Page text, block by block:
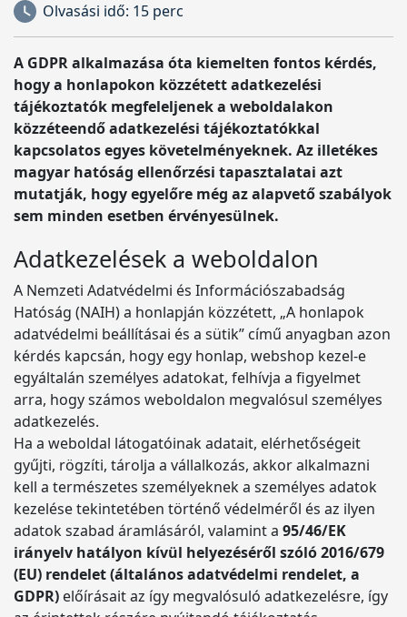
Olvasási idő: 15 perc
A GDPR alkalmazása óta kiemelten fontos kérdés,
hogy a honlapokon közzétett adatkezelési
tájékoztatók megfeleljenek a weboldalakon
közzéteendő adatkezelési tájékoztatókkal
kapcsolatos egyes követelményeknek. Az illetékes
magyar hatóság ellenőrzési tapasztalatai azt
mutatják, hogy egyelőre még az alapvető szabályok
sem minden esetben érvényesülnek.
Adatkezelések a weboldalon
A Nemzeti Adatvédelmi és Információszabadság
Hatóság (NAIH) a honlapján közzétett, „A honlapok
adatvédelmi beállításai és a sütik” című anyagban azon
kérdés kapcsán, hogy egy honlap, webshop kezel-e
egyáltalán személyes adatokat, felhívja a figyelmet
arra, hogy számos weboldalon megvalósul személyes
adatkezelés.
Ha a weboldal látogatóinak adatait, elérhetőségeit
gyűjti, rögzíti, tárolja a vállalkozás, akkor alkalmazni
kell a természetes személyeknek a személyes adatok
kezelése tekintetében történő védelméről és az ilyen
adatok szabad áramlásáról, valamint a 95/46/EK
irányelv hatályon kívül helyezéséről szóló 2016/679
(EU) rendelet (általános adatvédelmi rendelet, a
GDPR) előírásait az így megvalósuló adatkezelésre, így